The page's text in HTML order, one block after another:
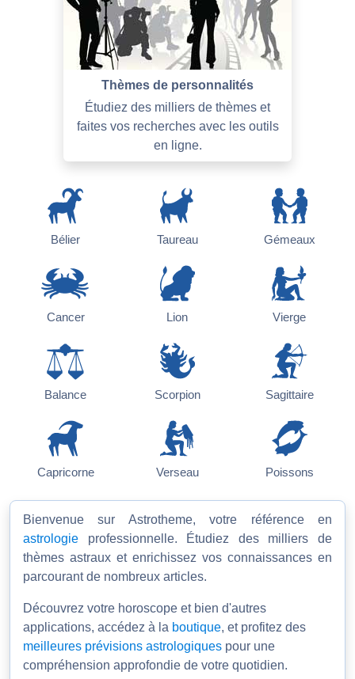
Thèmes de personnalités
Étudiez des milliers de thèmes et
faites vos recherches avec les outils
en ligne.
Bélier Taureau Gémeaux
Cancer Lion Vierge
Balance Scorpion Sagittaire
Capricorne Verseau Poissons
Bienvenue sur Astrotheme, votre référence en
astrologie professionnelle. Étudiez des milliers de
thèmes astraux et enrichissez vos connaissances en
parcourant de nombreux articles.
Découvrez votre horoscope et bien d'autres
applications, accédez à la boutique, et profitez des
meilleures prévisions astrologiques pour une
compréhension approfondie de votre quotidien.